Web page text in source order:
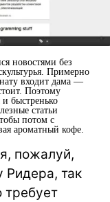
новостями без
Примерно
входит дама —
Поэтому
быстренько
статьи
потом с
ароматный кофе.
пожалуй,
Ридера, так
требует